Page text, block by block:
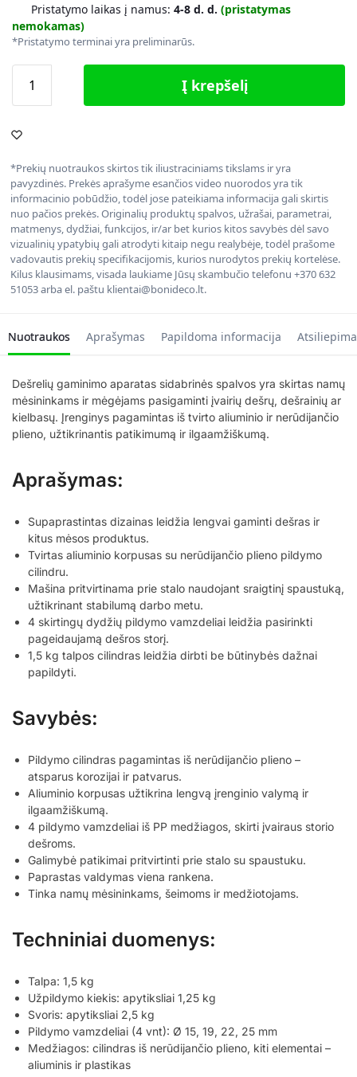
Pristatymo laikas į namus: 4-8 d. d. (pristatymas
nemokamas)
*Pristatymo terminai yra preliminarūs.
Į krepšelį
*Prekių nuotraukos skirtos tik iliustraciniams tikslams ir yra
pavyzdinės. Prekės aprašyme esančios video nuorodos yra tik
informacinio pobūdžio, todėl jose pateikiama informacija gali skirtis
nuo pačios prekės. Originalių produktų spalvos, užrašai, parametrai,
matmenys, dydžiai, funkcijos, ir/ar bet kurios kitos savybės dėl savo
vizualinių ypatybių gali atrodyti kitaip negu realybėje, todėl prašome
vadovautis prekių specifikacijomis, kurios nurodytos prekių kortelėse.
Kilus klausimams, visada laukiame Jūsų skambučio telefonu +370 632
51053 arba el. paštu klientai@bonideco.lt.
Nuotraukos Aprašymas Papildoma informacija
Dešrelių gaminimo aparatas sidabrinės spalvos yra skirtas namų
mėsininkams ir mėgėjams pasigaminti įvairių dešrų, dešrainių ar
kielbasų. Įrenginys pagamintas iš tvirto aliuminio ir nerūdijančio
plieno, užtikrinantis patikimumą ir ilgaamžiškumą.
Aprašymas:
Supaprastintas dizainas leidžia lengvai gaminti dešras ir
kitus mėsos produktus.
Tvirtas aliuminio korpusas su nerūdijančio plieno pildymo
cilindru.
Mašina pritvirtinama prie stalo naudojant sraigtinį spaustuką,
užtikrinant stabilumą darbo metu.
4 skirtingų dydžių pildymo vamzdeliai leidžia pasirinkti
pageidaujamą dešros storį.
1,5 kg talpos cilindras leidžia dirbti be būtinybės dažnai
papildyti.
Savybės:
Pildymo cilindras pagamintas iš nerūdijančio plieno –
atsparus korozijai ir patvarus.
Aliuminio korpusas užtikrina lengvą įrenginio valymą ir
ilgaamžiškumą.
4 pildymo vamzdeliai iš PP medžiagos, skirti įvairaus storio
dešroms.
Galimybė patikimai pritvirtinti prie stalo su spaustuku.
Paprastas valdymas viena rankena.
Tinka namų mėsininkams, šeimoms ir medžiotojams.
Techniniai duomenys:
Talpa: 1,5 kg
Užpildymo kiekis: apytiksliai 1,25 kg
Svoris: apytiksliai 2,5 kg
Pildymo vamzdeliai (4 vnt): Ø 15, 19, 22, 25 mm
Medžiagos: cilindras iš nerūdijančio plieno, kiti elementai –
aliuminis ir plastikas